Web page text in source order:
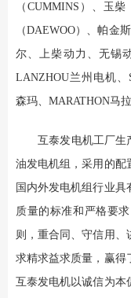
（CUMMINS）、玉
（DAEWOO）、帕金
尔、上柴动力、无锡
LANZHOU兰州电机、
森玛、MARATHON马
互泰发电机工厂生
油发电机组，采用的配
国内外发电机组行业
质量的标准和严格要
则，重合同、守信用、
求精求益求质量，赢得
互泰发电机以诚信为本